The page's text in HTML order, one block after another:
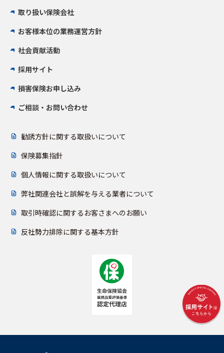
取り扱い保険会社
お客様本位の業務運営方針
社会貢献活動
採用サイト
損害保険お申し込み
ご相談・お問い合わせ
勧誘方針に関する取扱いについて
保険募集指針
個人情報に関する取扱いについて
弊社関連会社と誤解を与える業者について
取引時確認に関するお客さまへのお願い
反社勢力排除に関する基本方針